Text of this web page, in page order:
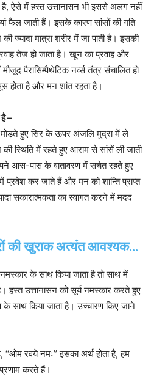
ऐसे में हस्त उत्तानासन भी इससे अलग नहीं
फैल जाती हैं। इसके कारण सांसों की गति
मात्रा शरीर में जा पाती है। इसकी
तेज हो जाता है। खून का प्रवाह और
पैरासिम्पैथेटिक नर्व्स तंत्र संचालित हो
होता है और मन शांत रहता है।
–
मोड़ते हुए सिर के ऊपर अंजलि मुद्रा में ले
की स्थिति में रहते हुए आराम से सांसें ली जाती
आस-पास के वातावरण में सचेत रहते हुए
में प्रवेश कर जाते हैं और मन को शान्ति प्राप्त
सकारात्मकता का स्वागत करने में मदद
की खुराक अत्यंत आवश्यक…
के साथ किया जाता है तो साथ में
हस्त उत्तानासन को सूर्य नमस्कार करते हुए
साथ किया जाता है। उच्चारण किए जाने
रवये नमः’’ इसका अर्थ होता है, हम
करते हैं।